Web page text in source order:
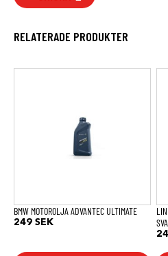
RELATERADE PRODUKTER
BMW MOTOROLJA ADVANTEC ULTIMATE
249 SEK